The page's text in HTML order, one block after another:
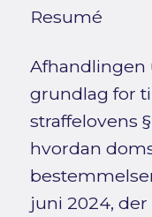
Resumé
Afhandlingen
grundlag for
straffelovens §
hvordan
juni 2024,